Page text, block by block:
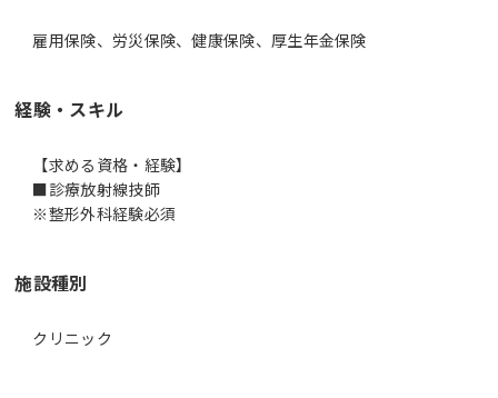
雇用保険、労災保険、健康保険、厚生年金保険
経験・スキル
【求める資格・経験】
■診療放射線技師
※整形外科経験必須
施設種別
クリニック